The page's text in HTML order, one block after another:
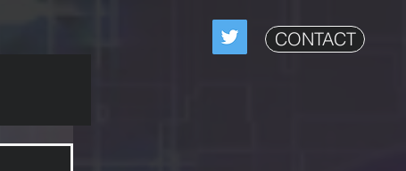
CONTACT